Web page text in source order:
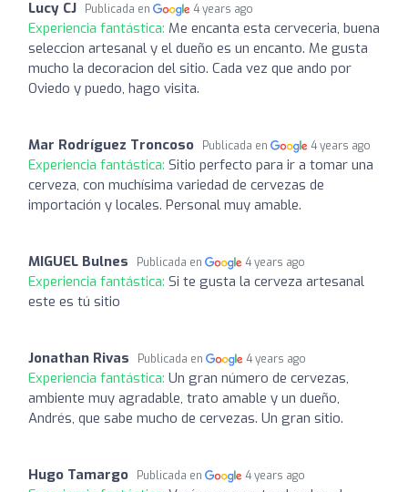
Lucy CJ Publicada en 4 years ago
Experiencia fantástica: Me encanta esta cerveceria, buena
seleccion artesanal y el dueño es un encanto. Me gusta
mucho la decoracion del sitio. Cada vez que ando por
Oviedo y puedo, hago visita.
Mar Rodríguez Troncoso Publicada en 4 years ago
Experiencia fantástica: Sitio perfecto para ir a tomar una
cerveza, con muchísima variedad de cervezas de
importación y locales. Personal muy amable.
MIGUEL Bulnes Publicada en 4 years ago
Experiencia fantástica: Si te gusta la cerveza artesanal
este es tú sitio
Jonathan Rivas Publicada en 4 years ago
Experiencia fantástica: Un gran número de cervezas,
ambiente muy agradable, trato amable y un dueño,
Andrés, que sabe mucho de cervezas. Un gran sitio.
Hugo Tamargo Publicada en 4 years ago